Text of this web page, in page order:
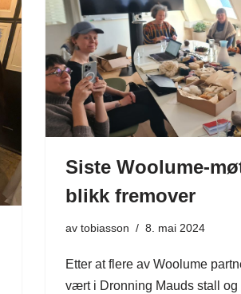
Siste Woolume-
blikk fremover
av tobiasson 8. mai 2024
Etter at flere av Woolume
vært i Dronning Mauds stall og